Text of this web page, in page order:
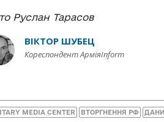
Руслан Тарасов
ВІКТОР ШУБЕЦ
Кореспондент АрміяInform
MEDIA CENTER ВТОРГНЕННЯ РФ